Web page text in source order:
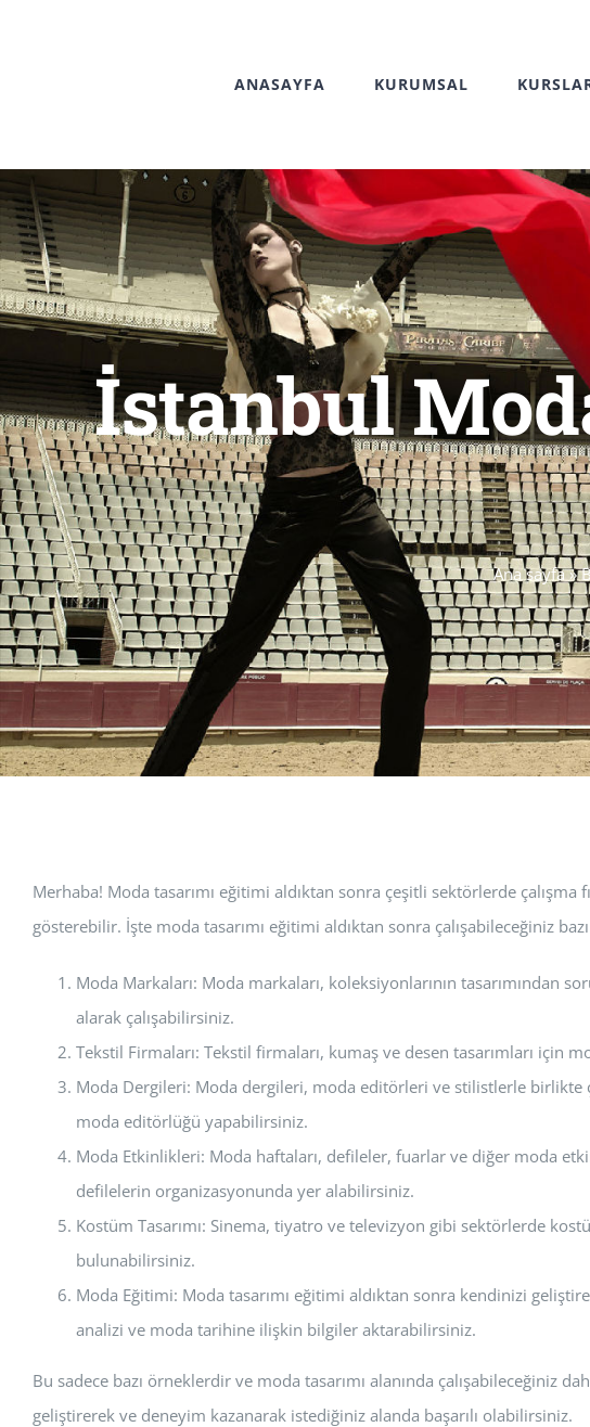
ANASAYFA KURUMSAL
İstanbul
Ana sayfa»
Merhaba! Moda tasarımı eğitimi aldıktan sonra çeşitli sektörlerde
gösterebilir. İşte moda tasarımı eğitimi aldıktan sonra çalışabileceğiniz
Moda Markaları: Moda markaları, koleksiyonlarının tasarımından
alarak çalışabilirsiniz.
Tekstil Firmaları: Tekstil firmaları, kumaş ve desen tasarımları için
Moda Dergileri: Moda dergileri, moda editörleri ve stilistlerle birlikte
moda editörlüğü yapabilirsiniz.
Moda Etkinlikleri: Moda haftaları, defileler, fuarlar ve diğer moda
defilelerin organizasyonunda yer alabilirsiniz.
Kostüm Tasarımı: Sinema, tiyatro ve televizyon gibi sektörlerde
bulunabilirsiniz.
Moda Eğitimi: Moda tasarımı eğitimi aldıktan sonra kendinizi
analizi ve moda tarihine ilişkin bilgiler aktarabilirsiniz.
Bu sadece bazı örneklerdir ve moda tasarımı alanında çalışabileceğiniz
geliştirerek ve deneyim kazanarak istediğiniz alanda başarılı olabilirsiniz.